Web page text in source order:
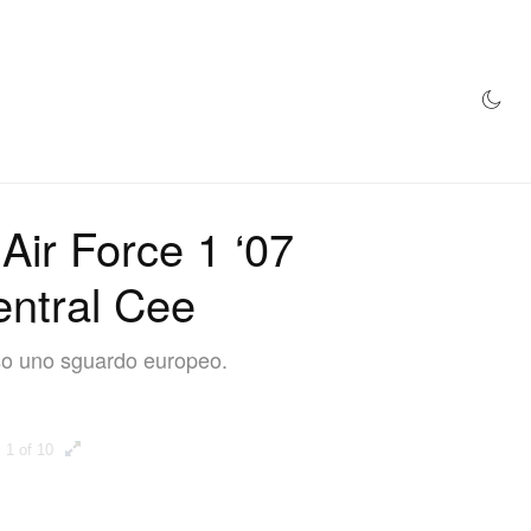
Force 1 ‘07
Cee
uno sguardo europeo.
1 of 10